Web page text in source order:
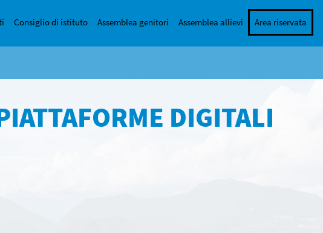
Consiglio di istituto Assemblea genitori Assemblea allievi Area riservata
DIGITALI